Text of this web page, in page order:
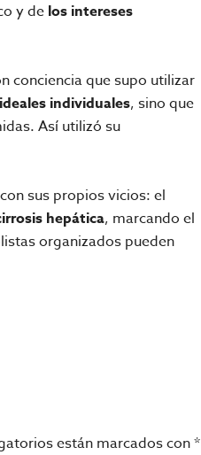
y de los intereses
conciencia que supo utilizar
individuales, sino que
Así utilizó su
sus propios vicios: el
hepática, marcando el
organizados pueden
están marcados con*